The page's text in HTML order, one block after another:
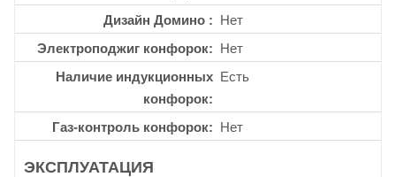
Дизайн Домино
Нет
Электроподжиг конфорок
Нет
Наличие индукционных
конфорок
Есть
Газ-контроль конфорок Нет
ЭКСПЛУАТАЦИЯ